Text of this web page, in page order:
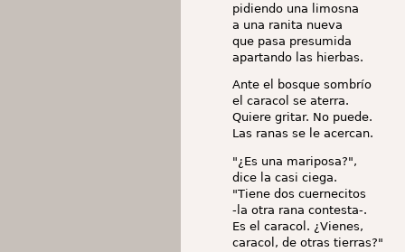
pidiendo una limosna
a una ranita nueva
que pasa presumida
apartando las hierbas.
Ante el bosque sombrío
el caracol se aterra.
Quiere gritar. No puede.
Las ranas se le acercan.
"¿Es una mariposa?",
dice la casi ciega.
"Tiene dos cuernecitos
-la otra rana contesta-.
Es el caracol. ¿Vienes,
caracol, de otras tierras?"